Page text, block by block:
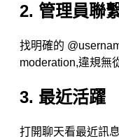
2. 管理員聯
找明確的
moderation,違規無
3. 最近活躍
打開聊天看最近訊